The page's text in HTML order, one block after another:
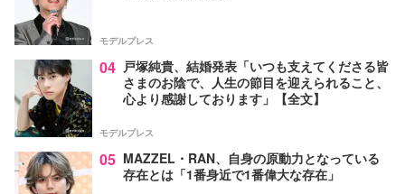
モデルプレス
04 戸塚純貴、結婚発表「いつも支えてくださる皆
さまのお陰で、人生の節目を迎えられること、
心より感謝しております」【全文】
モデルプレス
05 MAZZEL・RAN、自身の原動力となっている
存在とは「1番身近で1番偉大な存在」